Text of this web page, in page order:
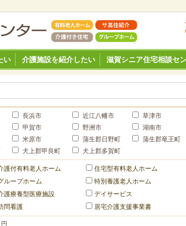
い 介護施設を紹介したい 滋賀シニア住宅相談セ
長浜市 近江八幡市
草津市
甲賀市 野洲市
湖南市
米原市 蒲生郡日野町
蒲生郡竜王町
犬上郡甲良町 犬上郡多賀町
護付有料老人ホーム
住宅型有料老人ホーム
ループホーム
特別養護老人ホーム
護療養型医療施設
デイサービス
問看護 居宅介護支援事業書
円